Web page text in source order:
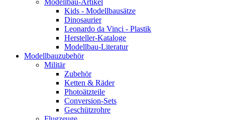
Modellbau-Artikel
Kids - Modellbausätze
Dinosaurier
Leonardo da Vinci - Plastik
Hersteller-Kataloge
Modellbau-Literatur
Modellbauzubehör
Militär
Zubehör
Ketten & Räder
Photoätzteile
Conversion-Sets
Geschützrohre